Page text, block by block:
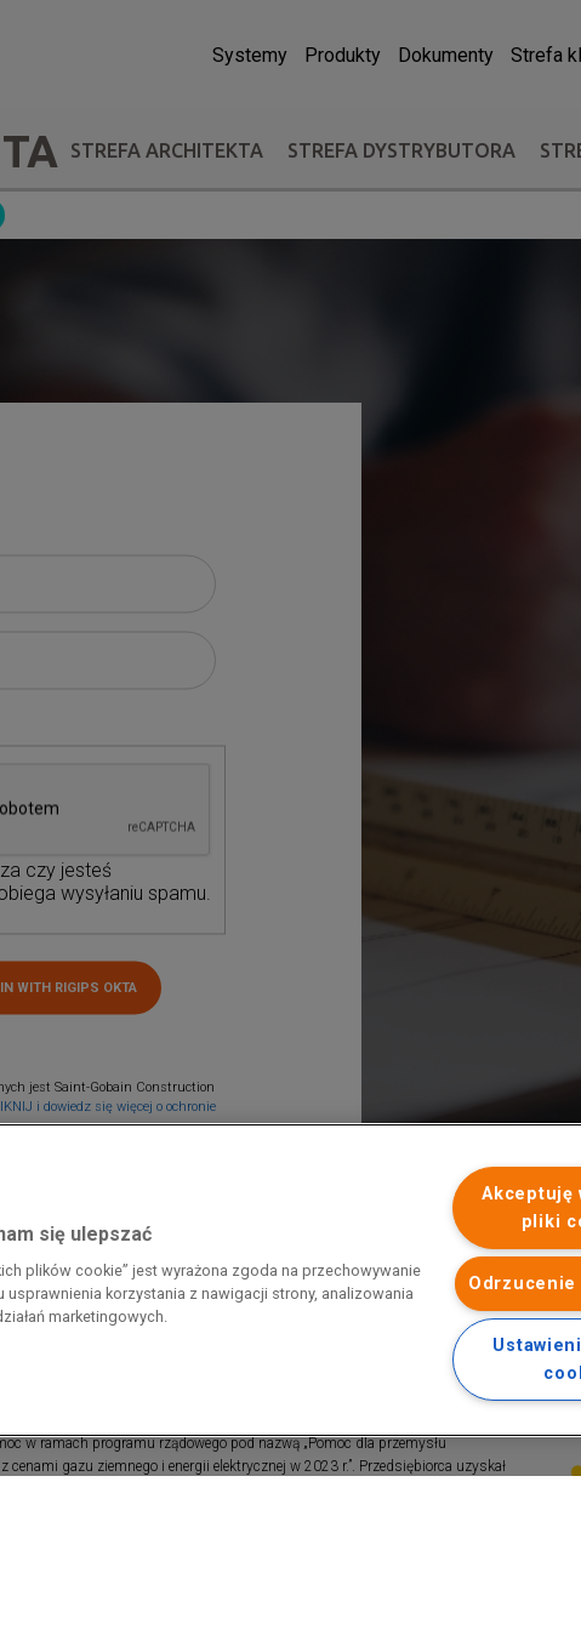
Systemy Produkty Dokumenty Strefa
STREFA ARCHITEKTA STREFA DYSTRYBUTORA
czy jesteś
wysyłaniu spamu.
jest Saint-Gobain Construction
i dowiedz się więcej o ochronie
w ramach programu rządowego pod nazwą „Pomoc dla przemysłu
cenami gazu ziemnego i energii elektrycznej w 2023 r.”. Przedsiębiorca uzyskał
się ulepszać
plików cookie” jest wyrażona zgoda na przechowywanie
korzystania z nawigacji strony, analizowania
marketingowych.
Akceptuję
pliki
Odrzucenie